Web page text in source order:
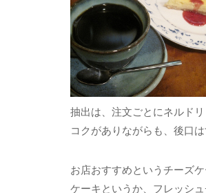
抽出は、注文ごとにネルドリ
コクがありながらも、後口は
お店おすすめというチーズ
ケーキというか、フレッシ